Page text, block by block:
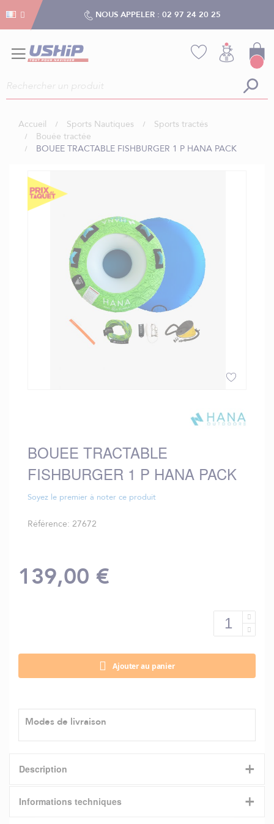
NOUS APPELER : 02 97 24 20 25
Accueil Sports Nautiques
Sports tractés
Bouée tractée
BOUEE TRACTABLE FISHBURGER 1 P HANA PACK
Skip
to
the
end
of
the
images
BOUEE TRACTABLE
FISHBURGER 1 P HANA PACK
Soyez le premier à noter ce produit
Référence 27672
139,00 €
Ajouter au panier
Modes de livraison
Description +
BOUEE TRACTABLE
Informations techniques +
Gestion des cookies
Gestion des cookies